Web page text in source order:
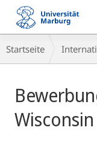
Mobile-
Navigation
Breadcrumb-
Navigation
Startseite
Wisconsin